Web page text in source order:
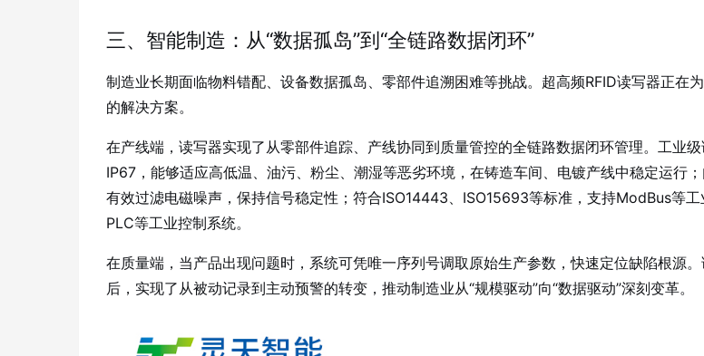
三、智能制造：从“数据孤岛”到“全链路数据闭环”
制造业长期面临物料错配、设备数据孤岛、零部件追溯困难等挑战。超高频RFID读写器正在
的解决方案。
在产线端，读写器实现了从零部件追踪、产线协同到质量管控的全链路数据闭环管理。工业
IP67，能够适应高低温、油污、粉尘、潮湿等恶劣环境，在铸造车间、电镀产线中稳定运行
有效过滤电磁噪声，保持信号稳定性 ；符合ISO14443、ISO15693等标准，支持ModBus等
PLC等工业控制系统。
在质量端，当产品出现问题时，系统可凭唯一序列号调取原始生产参数，快速定位缺陷根源
后，实现了从被动记录到主动预警的转变，推动制造业从“规模驱动”向“数据驱动”深刻变革。